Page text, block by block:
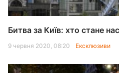
Битва за Київ: хто стане
9 червня 2020, 08:20 Ексклюзиви